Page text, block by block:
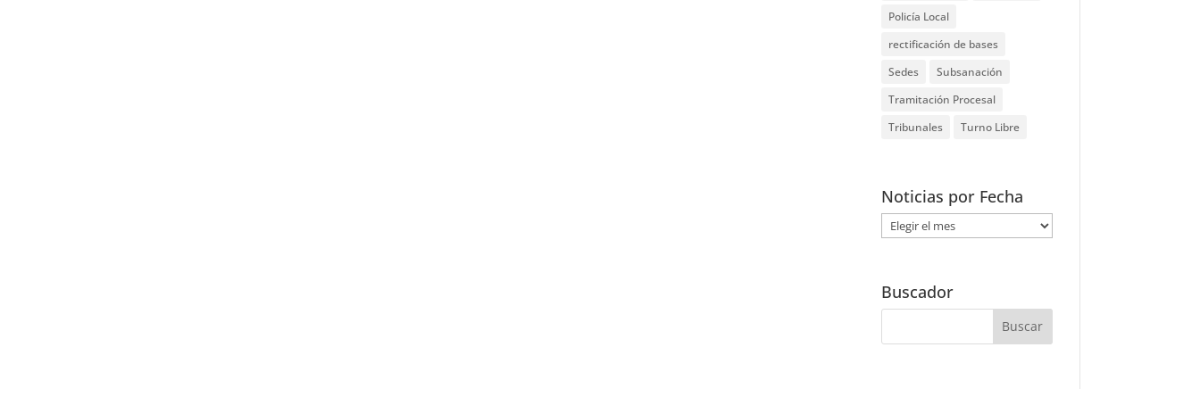
Policía Local
rectificación de bases
Sedes
Subsanación
Tramitación Procesal
Tribunales
Turno Libre
Noticias por Fecha
Noticias
por
Buscador